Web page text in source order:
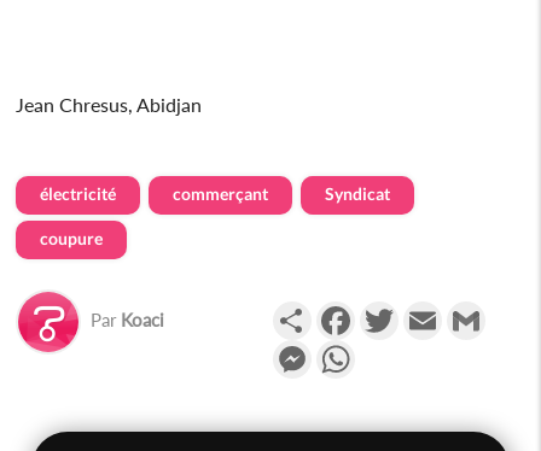
Jean Chresus, Abidjan
électricité commerçant Syndicat
coupure
Par Koaci PartagerFacebookTwitterEmail
Messenger